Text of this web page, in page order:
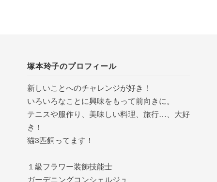
塚本玲子のプロフィール
新しいことへのチャレンジが好き！
いろいろなことに興味をもって前向きに。
テニスや服作り、美味しい料理、旅行…、大好
き！
猫3匹飼ってます！
１級フラワー装飾技能士
ガーデニングコンシェルジュ